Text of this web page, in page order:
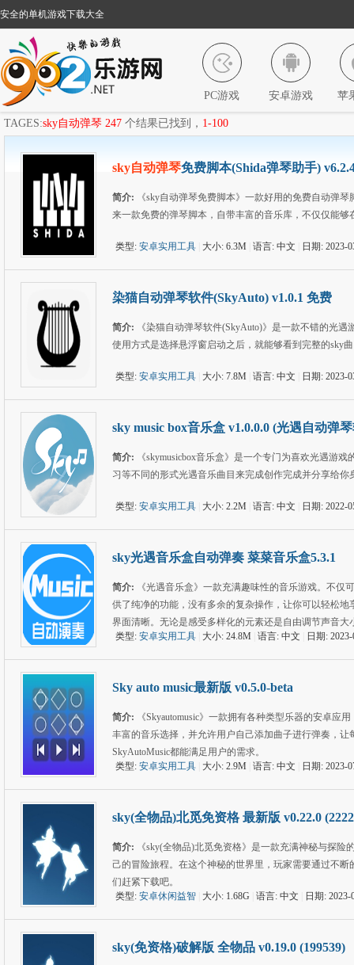
安全的单机游戏下载大全
PC游戏 安卓游戏 苹
TAGES:sky自动弹琴 247 个结果已找到， 1-100
sky自动弹琴免费脚本(Shida弹琴助手)
简介:
《sky自动弹琴免费脚本》一款好用的免费自动弹
来一款免费的弹琴脚本，自带丰富的音乐库，不仅仅能
类型: 安卓实用工具 大小: 6.3M 语言: 中文 日期: 2023-
染猫自动弹琴软件(SkyAuto) v1.0.1 免费
简介:
《染猫自动弹琴软件(SkyAuto)》是一款不错的光
使用方式是选择悬浮窗启动之后，就能够看到完整的sky
类型: 安卓实用工具 大小: 7.8M 语言: 中文 日期: 2023-
sky music box音乐盒 v1.0.0.0 (光遇自动弹
简介:
《skymusicbox音乐盒》是一个专门为喜欢光遇游
习等不同的形式光遇音乐曲目来完成创作完成并分享给你
类型: 安卓实用工具 大小: 2.2M 语言: 中文 日期: 2022-
sky光遇音乐盒自动弹奏 菜菜音乐盒5.3.1
简介:
《光遇音乐盒》一款充满趣味性的音乐游戏。不
供了纯净的功能，没有多余的复杂操作，让你可以轻松
界面清晰。无论是感受多样化的元素还是自由调节声音
类型: 安卓实用工具 大小: 24.8M 语言: 中文 日期:
Sky auto music最新版 v0.5.0-beta
简介:
《Skyautomusic》一款拥有各种类型乐器的安卓
丰富的音乐选择，并允许用户自己添加曲子进行弹奏，
SkyAutoMusic都能满足用户的需求。
类型: 安卓实用工具 大小: 2.9M 语言: 中文 日期: 2023-
sky(全物品)北觅免资格 最新版 v0.22.0
简介:
《sky(全物品)北觅免资格》是一款充满神秘与探
己的冒险旅程。在这个神秘的世界里，玩家需要通过不
们赶紧下载吧。
类型: 安卓休闲益智 大小: 1.68G 语言: 中文 日期: 2023-
sky(免资格)破解版 全物品 v0.19.0 (199539)